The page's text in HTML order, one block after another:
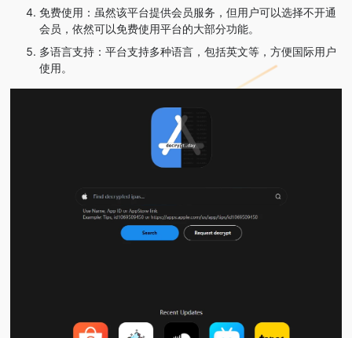
‌免费使用‌：虽然该平台提供会员服务，但用户可以选择不开通
会员，依然可以免费使用平台的大部分功能‌。
‌多语言支持‌：平台支持多种语言，包括英文等，方便国际用户
使用‌。